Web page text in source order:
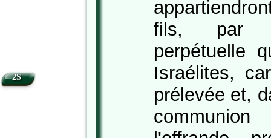
fils, par
perpétuelle
Israélites,
prélevée et,
2S